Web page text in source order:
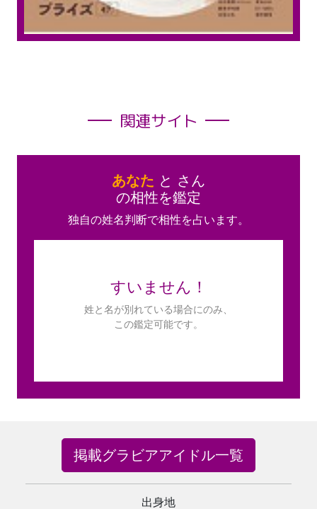
関連サイト
あなた と さん
の相性を鑑定
独自の姓名判断で相性を占います。
すいません！
姓と名が別れている場合にのみ、
この鑑定可能です。
掲載グラビアアイドル一覧
出身地